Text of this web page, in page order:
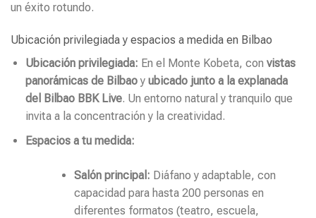
un éxito rotundo.
Ubicación privilegiada y espacios a medida en Bilbao
Ubicación privilegiada: En el Monte Kobeta, con vistas
panorámicas de Bilbaoy ubicado junto a la explanada
del Bilbao BBK Live. Un entorno natural y tranquilo que
invita a la concentración y la creatividad.
Espacios a tu medida:
Salón principal: Diáfano y adaptable, con
capacidad para hasta 200 personas en
diferentes formatos (teatro, escuela,